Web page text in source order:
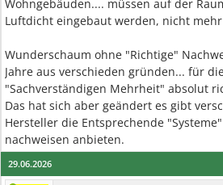
Wohngebäuden.... müssen auf der
Luftdicht eingebaut werden, nicht
Wunderschaum ohne "Richtige"
Jahre aus verschieden gründen... für
"Sachverständigen Mehrheit" absolut
Das hat sich aber geändert es gibt
Hersteller die Entsprechende
nachweisen anbieten.
29.06.2026